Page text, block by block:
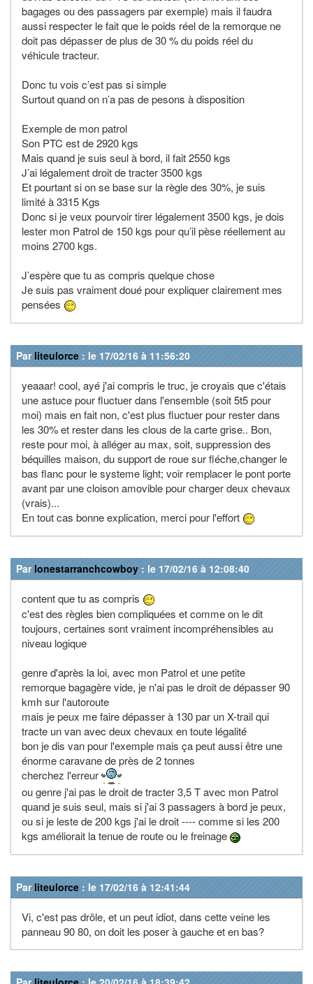
bagages ou des passagers par exemple) mais il faudra
aussi respecter le fait que le poids réel de la remorque ne
doit pas dépasser de plus de 30 % du poids réel du
véhicule tracteur.
Donc tu vois c’est pas si simple
Surtout quand on n’a pas de pesons à disposition
Exemple de mon patrol
Son PTC est de 2920 kgs
Mais quand je suis seul à bord, il fait 2550 kgs
J’ai légalement droit de tracter 3500 kgs
Et pourtant si on se base sur la règle des 30%, je suis
limité à 3315 Kgs
Donc si je veux pourvoir tirer légalement 3500 kgs, je dois
lester mon Patrol de 150 kgs pour qu’il pèse réellement au
moins 2700 kgs.
J’espère que tu as compris quelque chose
Je suis pas vraiment doué pour expliquer clairement mes
pensées
Par liteulorce : le 17/02/16 à 11:56:20
yeaaar! cool, ayé j'ai compris le truc, je croyais que c'étais
une astuce pour fluctuer dans l'ensemble (soit 5t5 pour
moi) mais en fait non, c'est plus fluctuer pour rester dans
les 30% et rester dans les clous de la carte grise.. Bon,
reste pour moi, à alléger au max, soit, suppression des
béquilles maison, du support de roue sur fléche,changer le
bas flanc pour le systeme light; voir remplacer le pont porte
avant par une cloison amovible pour charger deux chevaux
(vrais)...
En tout cas bonne explication, merci pour l'effort
Par lonestarranchcowboy : le 17/02/16 à 12:08:40
content que tu as compris
c'est des règles bien compliquées et comme on le dit
toujours, certaines sont vraiment incompréhensibles au
niveau logique
genre d'après la loi, avec mon Patrol et une petite
remorque bagagère vide, je n'ai pas le droit de dépasser 90
kmh sur l'autoroute
mais je peux me faire dépasser à 130 par un X-trail qui
tracte un van avec deux chevaux en toute légalité
bon je dis van pour l'exemple mais ça peut aussi être une
énorme caravane de près de 2 tonnes
cherchez l'erreur
ou genre j'ai pas le droit de tracter 3,5 T avec mon Patrol
quand je suis seul, mais si j'ai 3 passagers à bord je peux,
ou si je leste de 200 kgs j'ai le droit ---- comme si les 200
kgs améliorait la tenue de route ou le freinage
Par liteulorce : le 17/02/16 à 12:41:44
Vi, c'est pas drôle, et un peut idiot, dans cette veine les
panneau 90 80, on doit les poser à gauche et en bas?